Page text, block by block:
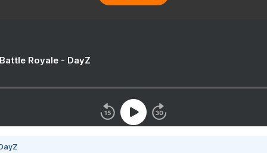
Royale - DayZ